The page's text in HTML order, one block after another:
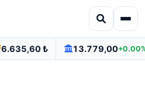
6.635,60 ₺ 13.779,00